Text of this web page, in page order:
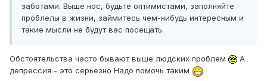
заботами. Выше нос, будьте оптимистами, заполняйте
проблелы в жизни, займитесь чем-нибудь интересным и
такие мысли не будут вас посещать.
Обстоятельства часто бывают выше людских проблем
А
депрессия - это серьезно Надо помочь таким